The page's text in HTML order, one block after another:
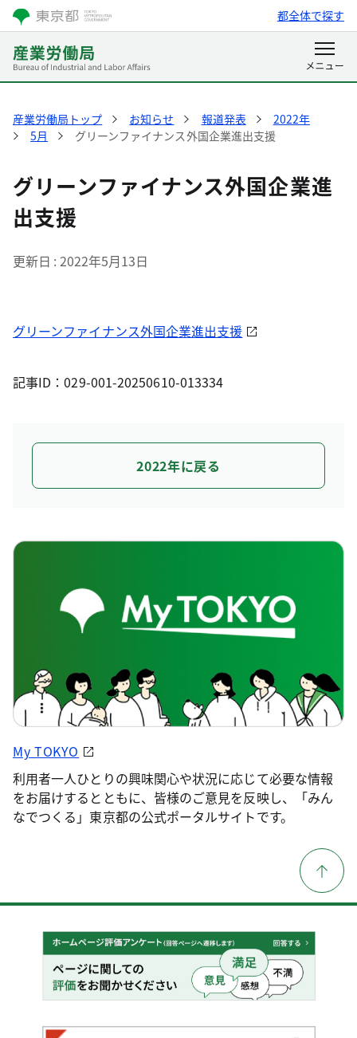
都全体で探す
産業労働局トップ お知らせ 報道発表
2022年
5月
グリーンファイナンス外国企業進出支援
グリーンファイナンス外国企業進
出支援
更新日 2022年5月13日
グリーンファイナンス外国企業進出支援
記事ID：029-001-20250610-013334
2022年に戻る
My TOKYO
利用者一人ひとりの興味関心や状況に応じて必要な情報
をお届けするとともに、皆様のご意見を反映し、「みん
なでつくる」東京都の公式ポータルサイトです。